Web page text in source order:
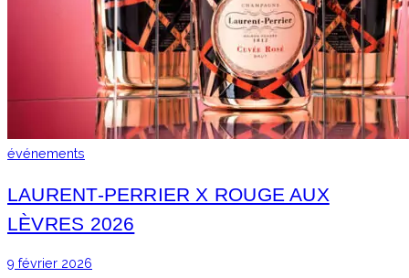
événements
LAURENT-PERRIER X ROUGE AUX
LÈVRES 2026
9 février 2026